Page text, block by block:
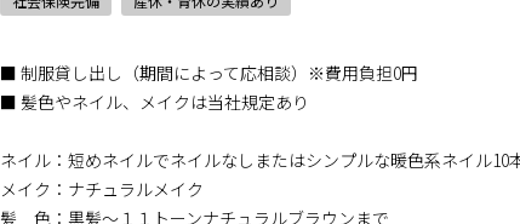
■ 制服貸し出し（期間によって応相談）※費用負担0円
■ 髪色やネイル、メイクは当社規定あり
ネイル：短めネイルでネイルなしまたはシンプルな暖色系ネイル10
メイク：ナチュラルメイク
髪 色：黒髪～１１トーンナチュラルブラウンまで